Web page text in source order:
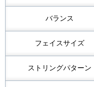
バランス
フェイスサイズ
ストリングパターン